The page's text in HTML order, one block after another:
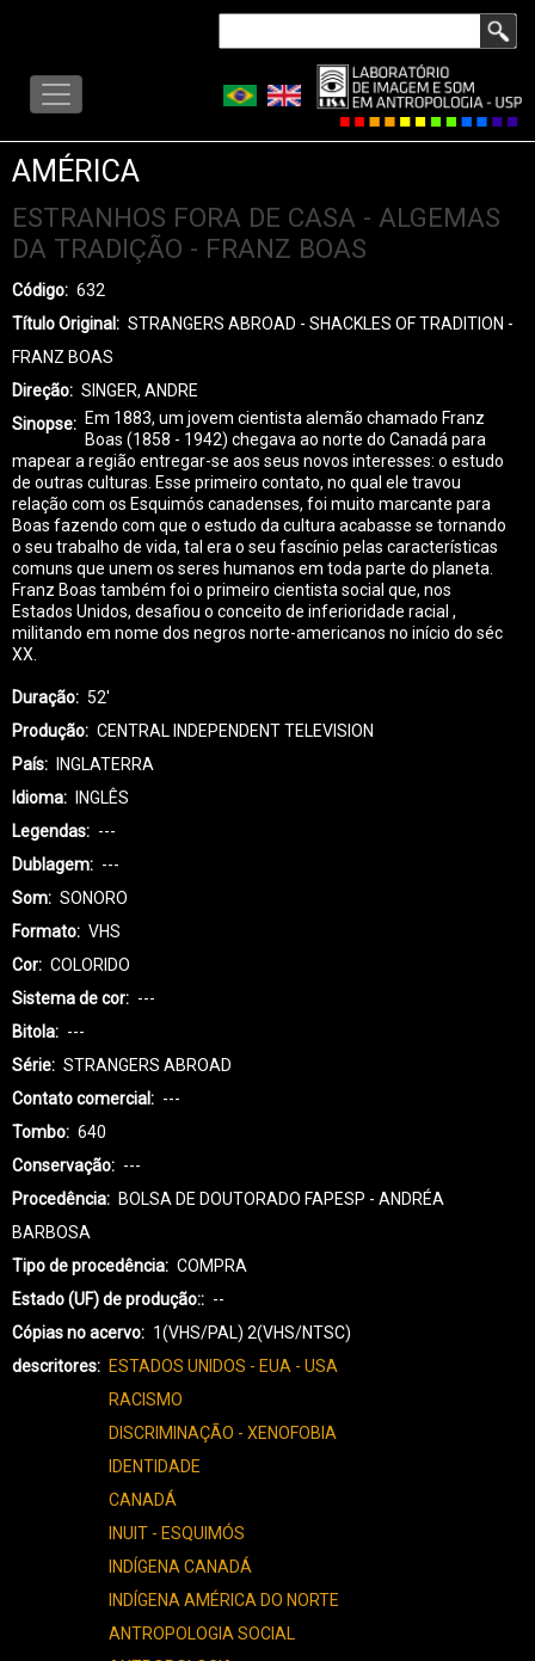
conteúdo
LISA
MENU
AMÉRICA
ESTRANHOS FORA DE CASA - ALGEMAS
DA TRADIÇÃO - FRANZ BOAS
Código
632
Título Original
STRANGERS ABROAD - SHACKLES OF TRADITION -
FRANZ BOAS
Direção
SINGER, ANDRE
Sinopse
Em 1883, um jovem cientista alemão chamado Franz
Boas (1858 - 1942) chegava ao norte do Canadá para
mapear a região entregar-se aos seus novos interesses: o estudo
de outras culturas. Esse primeiro contato, no qual ele travou
relação com os Esquimós canadenses, foi muito marcante para
Boas fazendo com que o estudo da cultura acabasse se tornando
o seu trabalho de vida, tal era o seu fascínio pelas características
comuns que unem os seres humanos em toda parte do planeta.
Franz Boas também foi o primeiro cientista social que, nos
Estados Unidos, desafiou o conceito de inferioridade racial ,
militando em nome dos negros norte-americanos no início do séc
XX.
Duração
52'
Produção
CENTRAL INDEPENDENT TELEVISION
País
INGLATERRA
Idioma
INGLÊS
Legendas
---
Dublagem
---
Som
SONORO
Formato
VHS
Cor
COLORIDO
Sistema de cor
---
Bitola
---
Série
STRANGERS ABROAD
Contato comercial
---
Tombo
640
Conservação
---
Procedência
BOLSA DE DOUTORADO FAPESP - ANDRÉA
BARBOSA
Tipo de procedência
COMPRA
Estado (UF) de produção:
--
Cópias no acervo
1(VHS/PAL) 2(VHS/NTSC)
descritores
ESTADOS UNIDOS - EUA - USA
RACISMO
DISCRIMINAÇÃO - XENOFOBIA
IDENTIDADE
CANADÁ
INUIT - ESQUIMÓS
INDÍGENA CANADÁ
INDÍGENA AMÉRICA DO NORTE
ANTROPOLOGIA SOCIAL